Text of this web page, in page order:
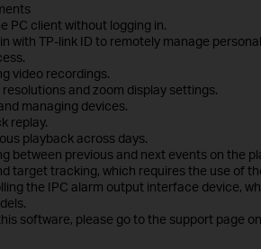
PC client without logging in.
with TP-link ID to remotely manage
video recordings.
and zoom display settings.
managing devices.
replay.
playback across days.
between previous and next events on the
target tracking, which requires the use of
the IPC alarm output interface device,
software, please go to the support page